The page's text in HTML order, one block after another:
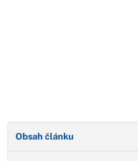
Obsah článku